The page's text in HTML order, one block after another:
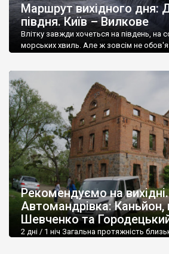
Маршрут вихідного дня:
півдня. Київ – Вилкове
Влітку завжди хочеться на південь, на
морських хвиль. Але ж зовсім не
Рекомендуємо на вихідні.
Автомандрівка: Каньйон,
Шевченко та
2 дні / 1 ніч Загальна протяжність